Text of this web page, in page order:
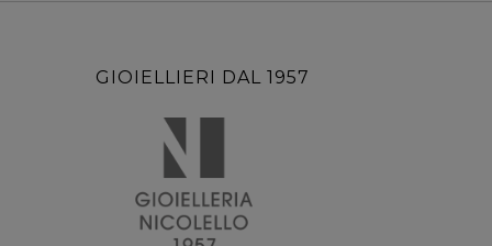
GIOIELLIERI DAL 1957